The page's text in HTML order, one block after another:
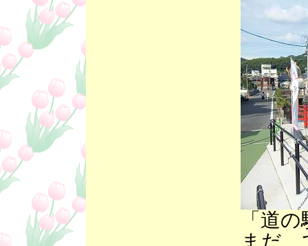
「道
まだ